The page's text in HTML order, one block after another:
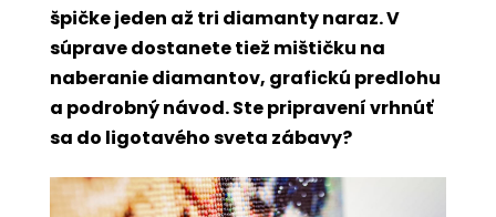
špičke jeden až tri diamanty naraz. V
súprave dostanete tiež mištičku na
naberanie diamantov, grafickú predlohu
a podrobný návod. Ste pripravení vrhnúť
sa do ligotavého sveta zábavy?